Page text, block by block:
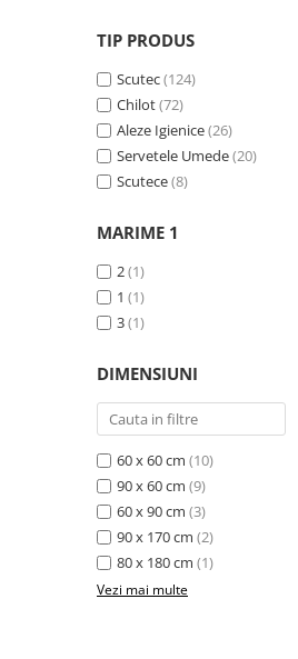
TIP PRODUS
Scutec(124)
Chilot(72)
Aleze Igienice(26)
Servetele Umede(20)
Scutece(8)
MARIME 1
2(1)
1 (1)
3(1)
DIMENSIUNI
60 x 60 cm (10)
90 x 60 cm (9)
60 x 90 cm (3)
90 x 170 cm (2)
80 x 180 cm (1)
Vezi mai multe